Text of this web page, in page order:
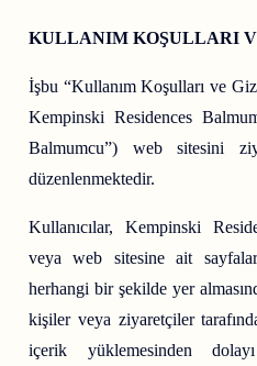
KULLANIM KOŞULLARI
İşbu “Kullanım Koşulları ve
Kempinski Residences
Balmumcu”) web sitesini
düzenlenmektedir.
Kullanıcılar, Kempinski
veya web sitesine ait
herhangi bir şekilde yer
kişiler veya ziyaretçiler
içerik yüklemesinden